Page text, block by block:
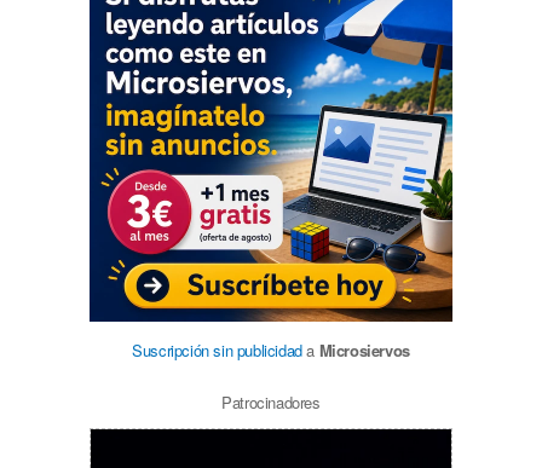
Suscripción sin publicidada Microsiervos
Patrocinadores